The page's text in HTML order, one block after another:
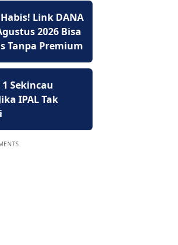
Link DANA
2026 Bisa
Tanpa Premium
1 Sekincau
IPAL Tak